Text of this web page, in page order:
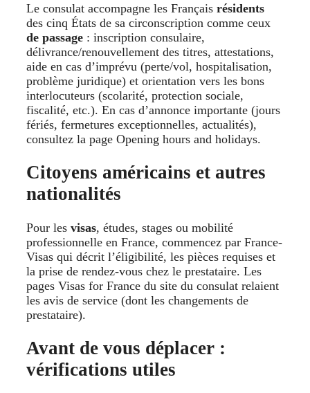
Le consulat accompagne les Français résidents
des cinq États de sa circonscription comme ceux
de passage : inscription consulaire,
délivrance/renouvellement des titres, attestations,
aide en cas d’imprévu (perte/vol, hospitalisation,
problème juridique) et orientation vers les bons
interlocuteurs (scolarité, protection sociale,
fiscalité, etc.). En cas d’annonce importante (jours
fériés, fermetures exceptionnelles, actualités),
consultez la page Opening hours and holidays.
Citoyens américains et autres
nationalités
Pour les visas, études, stages ou mobilité
professionnelle en France, commencez par France-
Visas qui décrit l’éligibilité, les pièces requises et
la prise de rendez-vous chez le prestataire. Les
pages Visas for France du site du consulat relaient
les avis de service (dont les changements de
prestataire).
Avant de vous déplacer :
vérifications utiles